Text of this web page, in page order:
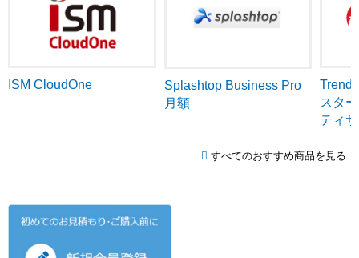
ISM CloudOne
Splashtop Business Pro
月額
Trend
スタ
ティ
すべてのおすすめ商品を見る